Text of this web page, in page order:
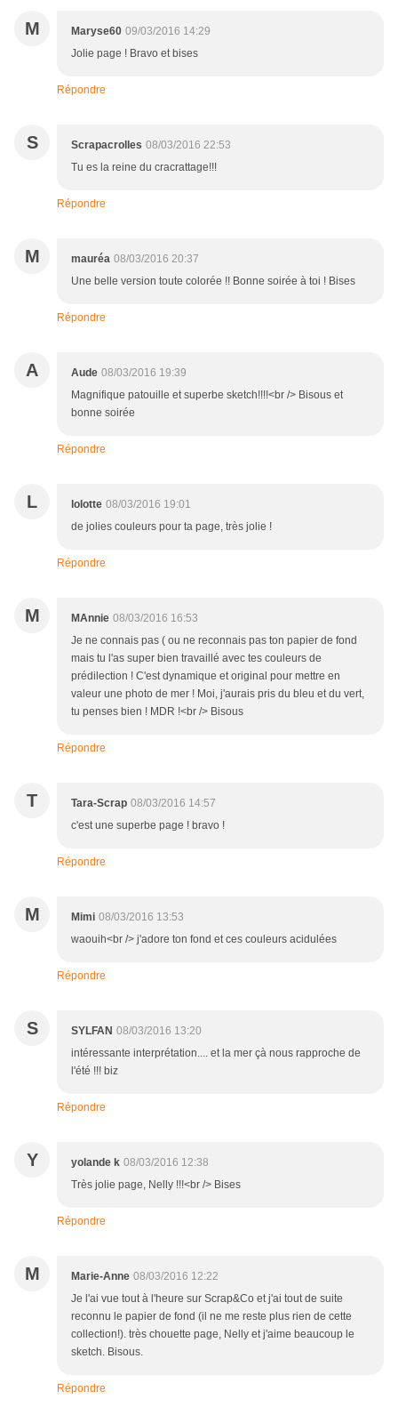
M Maryse60 09/03/2016 14:29
Jolie page ! Bravo et bises
Répondre
S Scrapacrolles 08/03/2016 22:53
Tu es la reine du cracrattage!!!
Répondre
M mauréa 08/03/2016 20:37
Une belle version toute colorée !! Bonne soirée à toi ! Bises
Répondre
A Aude 08/03/2016 19:39
Magnifique patouille et superbe sketch!!!!<br /> Bisous et
bonne soirée
Répondre
L lolotte 08/03/2016 19:01
de jolies couleurs pour ta page, très jolie !
Répondre
M MAnnie 08/03/2016 16:53
Je ne connais pas ( ou ne reconnais pas ton papier de fond
mais tu l'as super bien travaillé avec tes couleurs de
prédilection ! C'est dynamique et original pour mettre en
valeur une photo de mer ! Moi, j'aurais pris du bleu et du vert,
tu penses bien ! MDR !<br /> Bisous
Répondre
T Tara-Scrap 08/03/2016 14:57
c'est une superbe page ! bravo !
Répondre
M Mimi 08/03/2016 13:53
waouih<br /> j'adore ton fond et ces couleurs acidulées
Répondre
S SYLFAN 08/03/2016 13:20
intéressante interprétation.... et la mer çà nous rapproche de
l'été !!! biz
Répondre
Y yolande k 08/03/2016 12:38
Très jolie page, Nelly !!!<br /> Bises
Répondre
M Marie-Anne 08/03/2016 12:22
Je l'ai vue tout à l'heure sur Scrap&Co et j'ai tout de suite
reconnu le papier de fond (il ne me reste plus rien de cette
collection!). très chouette page, Nelly et j'aime beaucoup le
sketch. Bisous.
Répondre